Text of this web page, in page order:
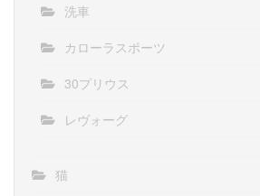
洗車
カローラスポーツ
30プリウス
レヴォーグ
猫